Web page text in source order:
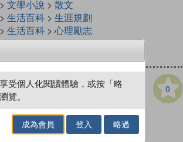
文學小說 > 散文
生活百科> 生涯規劃
生活百科> 心理勵志
著
0
受個人化閱讀體驗，或按「略
覽。
成為會員 登入 略過